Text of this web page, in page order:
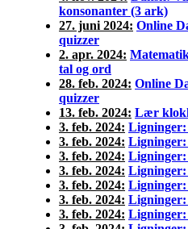
konsonanter (3 ark)
27. juni 2024: Online
quizzer
2. apr. 2024:
tal og ord
28. feb. 2024: Online
quizzer
13. feb. 2024: Lær
3. feb. 2024: Ligninger:
3. feb. 2024: Ligninger:
3. feb. 2024: Ligninger:
3. feb. 2024: Ligninger:
3. feb. 2024: Ligninger:
3. feb. 2024: Ligninger:
3. feb. 2024: Ligninger: